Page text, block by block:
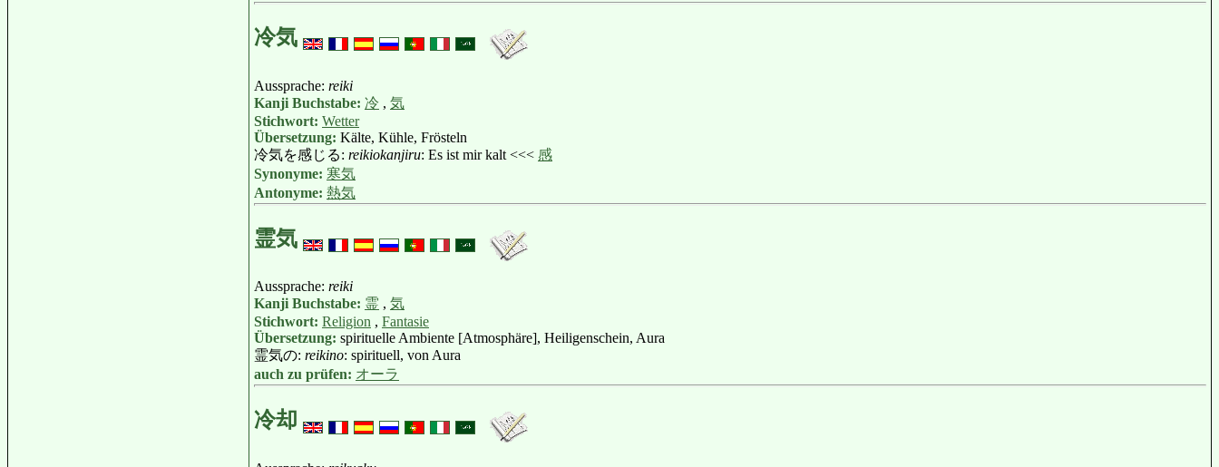
冷気
Aussprache: reiki
Kanji Buchstabe: 冷 , 気
Stichwort: Wetter
Übersetzung: Kälte, Kühle, Frösteln
冷気を感じる: reikiokanjiru: Es ist mir kalt <<< 感
Synonyme: 寒気
Antonyme: 熱気
霊気
Aussprache: reiki
Kanji Buchstabe: 霊 , 気
Stichwort: Religion , Fantasie
Übersetzung: spirituelle Ambiente [Atmosphäre], Heiligenschein, Aura
霊気の: reikino: spirituell, von Aura
auch zu prüfen: オーラ
冷却